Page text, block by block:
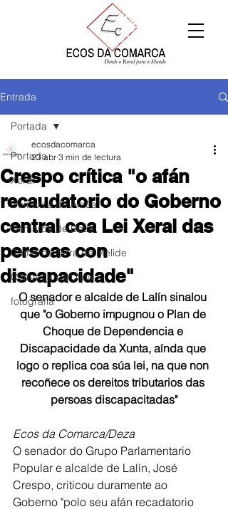
Entrada
Portada
Xeral
Comarca de Arzúa
Comarca de Deza
Comarca Terra de Melide
Comarca da Ulloa
fotografía
Portada
Crespo crítica "o afán
recaudatorio do Goberno
central coa Lei Xeral das
persoas con
discapacidade"
ecosdacomarca
23 abr 3 min de lectura
O senador e alcalde de Lalín sinalou
que "o Goberno impugnou o Plan de
Choque de Dependencia e
Discapacidade da Xunta, aínda que
logo o replica coa súa lei, na que non
recoñece os dereitos tributarios das
persoas discapacitadas"
Ecos da Comarca/Deza
O senador do Grupo Parlamentario
Popular e alcalde de Lalín, José
Crespo, criticou duramente ao
Goberno "polo seu afán recadatorio